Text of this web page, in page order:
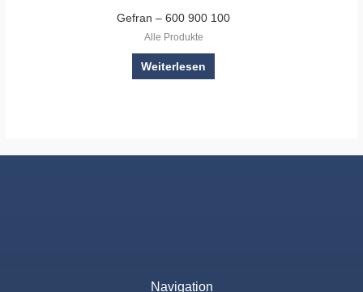
Gefran – 600 900 100
Alle Produkte
Weiterlesen
Navigation